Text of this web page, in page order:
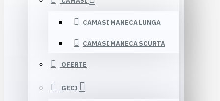
CAMASI MANECA LUNGA
CAMASI MANECA SCURTA
OFERTE
GECI